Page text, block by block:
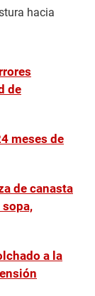
hacia
de
meses de
de canasta
a la